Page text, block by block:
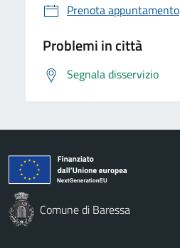
Prenota appuntamento
Problemi in città
Segnala disservizio
Comune di Baressa